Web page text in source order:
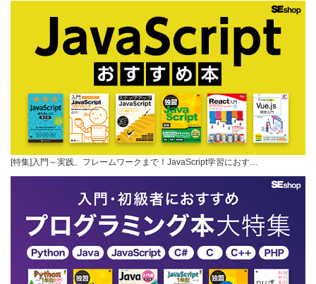
[特集]入門～実践、フレームワークまで！JavaScript学習におす…